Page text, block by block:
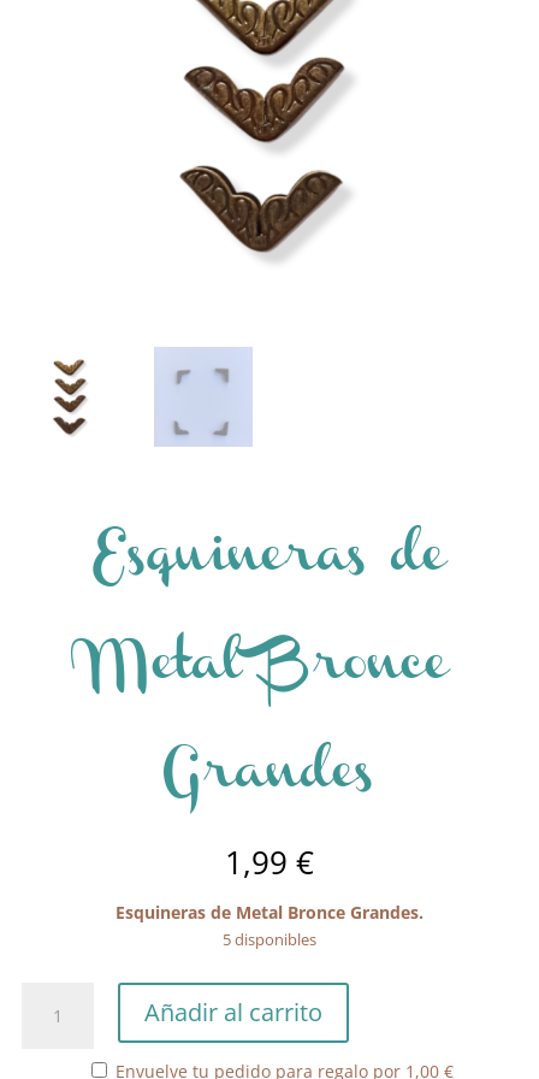
Esquineras de
Metal Bronce
Grandes
1,99 €
Esquineras de Metal Bronce Grandes.
5 disponibles
Añadir al carrito
Envuelve tu pedido para regalo por 1,00 €